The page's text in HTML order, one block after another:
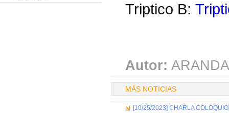
Triptico B:
Autor:
MÁS NOTICIAS
[10/25/2023] CHARLA